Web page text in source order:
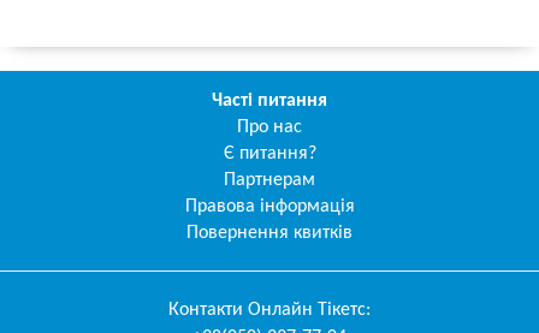
Часті питання
Про нас
Є питання?
Партнерам
Правова інформація
Повернення квитків
Контакти Онлайн Тікетс: